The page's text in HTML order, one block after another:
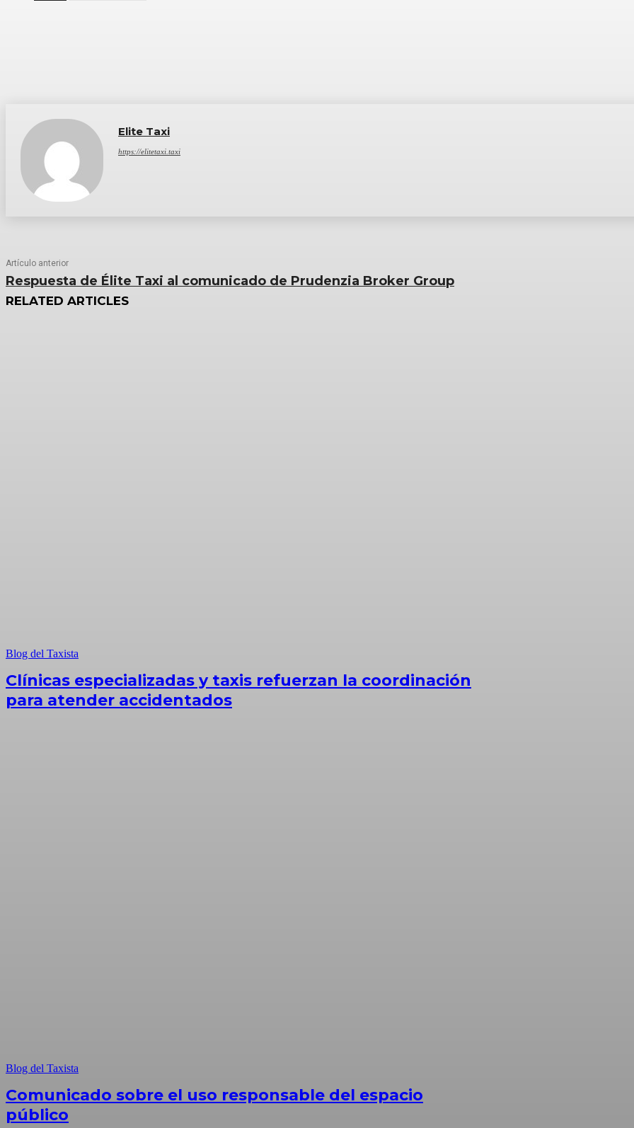
Elite Taxi
https://elitetaxi.taxi
Artículo anterior
Respuesta de Élite Taxi al comunicado de Prudenzia Broker Group
RELATED ARTICLES
Blog del Taxista
Clínicas especializadas y taxis refuerzan la coordinación
para atender accidentados
Blog del Taxista
Comunicado sobre el uso responsable del espacio
público